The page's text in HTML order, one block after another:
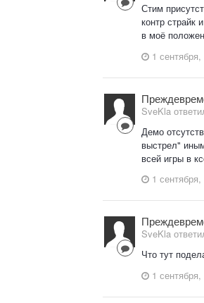
Стим
контр страйк
в моё
1
SveKla
Демо
выстрел"
всей игры в
1
SveKla
Что тут
1